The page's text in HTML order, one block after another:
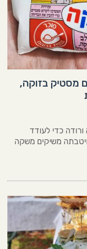
מסטיק בזוקה,
כדי לעודד
משיקים משקה